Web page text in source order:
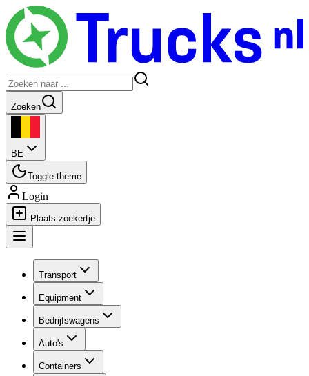
Zoeken
BE
Toggle theme
Login
Plaats zoekertje
Transport
Equipment
Bedrijfswagens
Auto's
Containers